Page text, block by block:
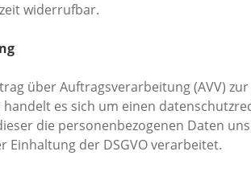
widerrufbar.
über Auftragsverarbeitung (AVV)
handelt es sich um einen
die personenbezogenen Daten
Einhaltung der DSGVO verarbeitet.